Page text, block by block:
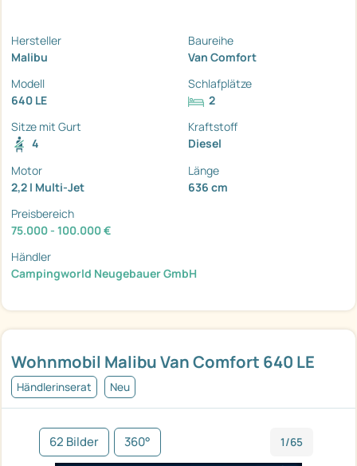
Wohnmobil Malibu Van Comfort 640 LE
Händlerinserat Neu
62 Bilder 360° 1/65
Hersteller
Malibu
Baureihe
Van Comfort
Modell
640 LE
Schlafplätze
2
Sitze mit Gurt
4
Kraftstoff
Diesel
Motor
2,2 l Multi-Jet
Länge
636 cm
Preisbereich
75.000 - 100.000 €
Händler
Campingworld Neugebauer GmbH